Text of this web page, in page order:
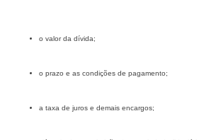
o valor da dívida;
o prazo e as condições de pagamento;
a taxa de juros e demais encargos;